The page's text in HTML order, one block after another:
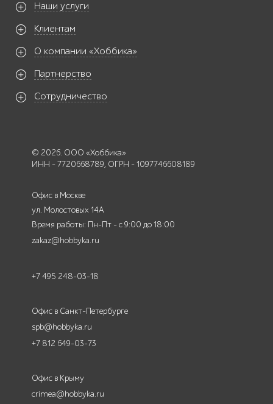
Наши услуги
Клиентам
О компании «Хоббика»
Партнерство
Сотрудничество
© 2026. ООО «Хоббика»
ИНН - 7720668789, ОГРН - 1097746608189
Офис в Москве
ул. Молостовых 14А
Время работы: Пн-Пт - с 9:00 до 18:00
zakaz@hobbyka.ru
+7 495 248-03-18
Офис в Санкт-Петербурге
spb@hobbyka.ru
+7 812 649-03-73
Офис в Крыму
crimea@hobbyka.ru